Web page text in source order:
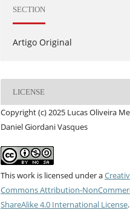
SECTION
Artigo Original
LICENSE
Copyright (c) 2025 Lucas Oliveira
Daniel Giordani Vasques
This work is licensed under a
Commons Attribution-
ShareAlike 4.0 International License.